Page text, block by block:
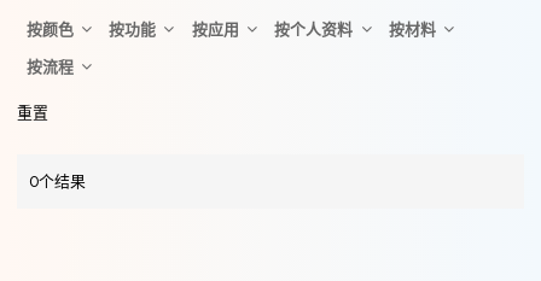
按颜色 按功能 按应用 按个人资料
按材料
按流程
重置
0个结果